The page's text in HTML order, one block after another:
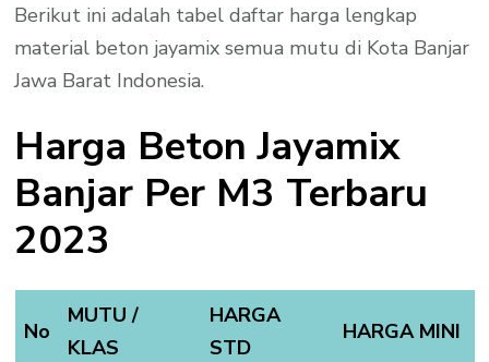
Berikut ini adalah tabel daftar harga lengkap
material beton jayamix semua mutu di Kota Banjar
Jawa Barat Indonesia.
Harga Beton Jayamix
Banjar Per M3 Terbaru
2023
No
MUTU /
KLAS
HARGA
STD
HARGA MINI